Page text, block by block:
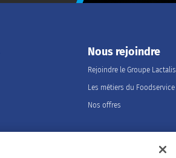
Nous rejoindre
Rejoindre le Groupe Lactalis
Les métiers du Foodservice
Nos offres